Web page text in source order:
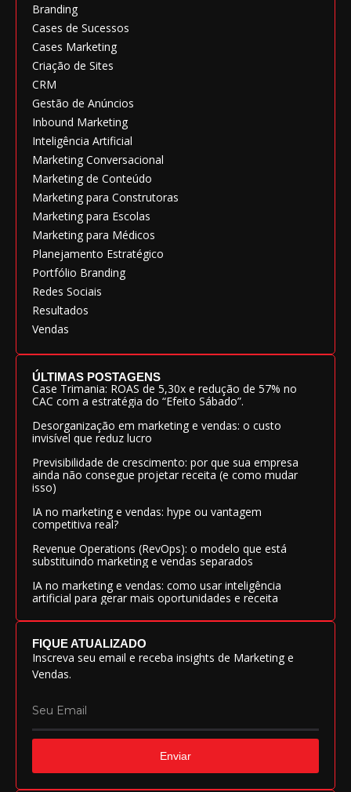
Branding
Cases de Sucessos
Cases Marketing
Criação de Sites
CRM
Gestão de Anúncios
Inbound Marketing
Inteligência Artificial
Marketing Conversacional
Marketing de Conteúdo
Marketing para Construtoras
Marketing para Escolas
Marketing para Médicos
Planejamento Estratégico
Portfólio Branding
Redes Sociais
Resultados
Vendas
ÚLTIMAS POSTAGENS
Case Trimania: ROAS de 5,30x e redução de 57% no
CAC com a estratégia do “Efeito Sábado”.
Desorganização em marketing e vendas: o custo
invisível que reduz lucro
Previsibilidade de crescimento: por que sua empresa
ainda não consegue projetar receita (e como mudar
isso)
IA no marketing e vendas: hype ou vantagem
competitiva real?
Revenue Operations (RevOps): o modelo que está
substituindo marketing e vendas separados
IA no marketing e vendas: como usar inteligência
artificial para gerar mais oportunidades e receita
FIQUE ATUALIZADO
Inscreva seu email e receba insights de Marketing e
Vendas.
Enviar